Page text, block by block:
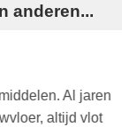
anderen...
gekozen het
verrassend